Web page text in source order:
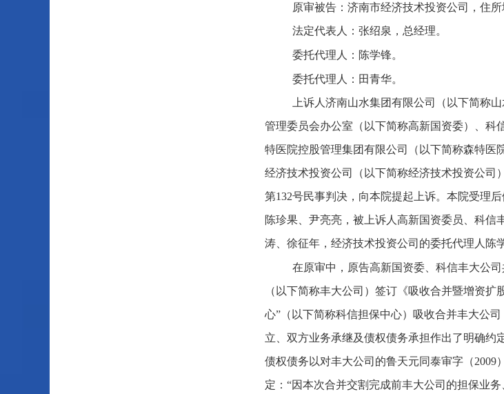
原审被告：济南市经济技术投资公司，住
法定代表人：张绍泉，总经理。
委托代理人：陈学锋。
委托代理人：田青华。
上诉人济南山水集团有限公司（以下简称
管理委员会办公室（以下简称高新国资委）、科
特医院控股管理集团有限公司（以下简称森特医
经济技术投资公司（以下简称经济技术投资公司
第132号民事判决，向本院提起上诉。本院受理
陈珍果、尹亮亮，被上诉人高新国资委员、科
涛、徐征年，经济技术投资公司的委托代理人陈
在原审中，原告高新国资委、科信丰大公
（以下简称丰大公司）签订《吸收合并暨增资
心”（以下简称科信担保中心）吸收合并丰大公
立、双方业务承继及债权债务承担作出了明确约
债权债务以对丰大公司的鲁天元同泰审字（2009
定：“因本次合并交割完成前丰大公司的担保业